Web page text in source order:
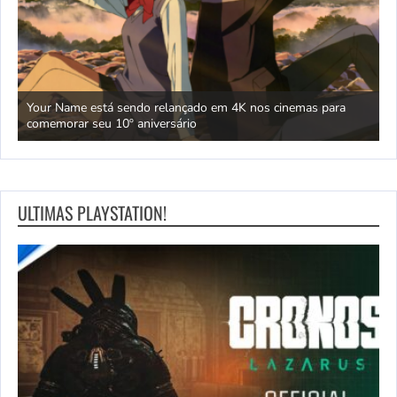
e Your Name está sendo relançado em 4K nos cinemas para
comemorar seu 10º aniversário
ULTIMAS PLAYSTATION!